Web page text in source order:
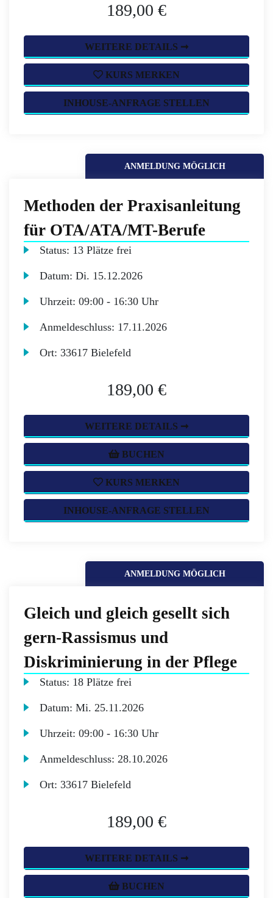
189,00 €
WEITERE DETAILS ➞
KURS MERKEN
INHOUSE-ANFRAGE STELLEN
ANMELDUNG MÖGLICH
Methoden der Praxisanleitung
für OTA/ATA/MT-Berufe
Status: 13 Plätze frei
Datum:Di. 15.12.2026
Uhrzeit:09:00 - 16:30 Uhr
Anmeldeschluss: 17.11.2026
Ort:33617 Bielefeld
189,00 €
WEITERE DETAILS ➞
BUCHEN
KURS MERKEN
INHOUSE-ANFRAGE STELLEN
ANMELDUNG MÖGLICH
Gleich und gleich gesellt sich
gern-Rassismus und
Diskriminierung in der Pflege
Status: 18 Plätze frei
Datum:Mi. 25.11.2026
Uhrzeit:09:00 - 16:30 Uhr
Anmeldeschluss:28.10.2026
Ort:33617 Bielefeld
189,00 €
WEITERE DETAILS ➞
BUCHEN